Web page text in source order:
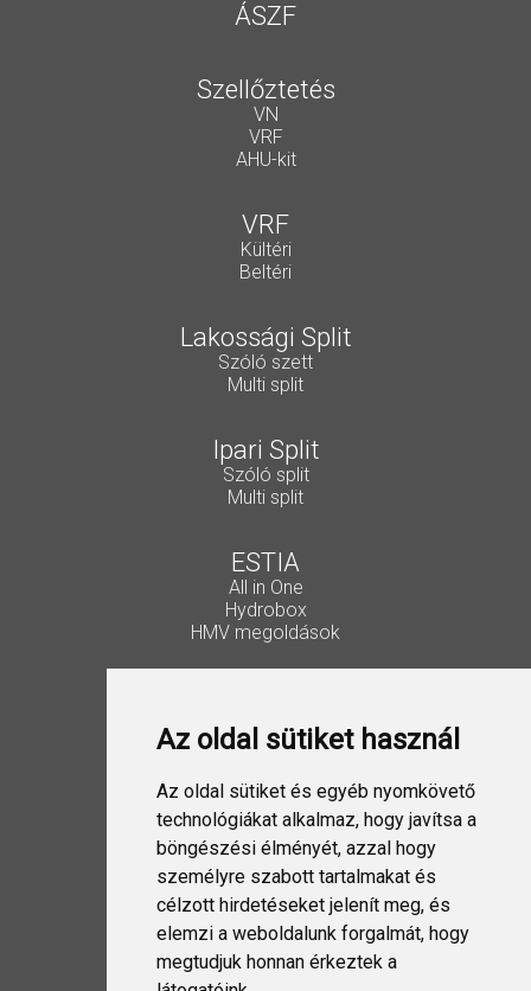
Az oldal sütiket használ
Az oldal sütiket és egyéb nyomkövető
technológiákat alkalmaz, hogy javítsa a
böngészési élményét, azzal hogy
személyre szabott tartalmakat és
célzott hirdetéseket jelenít meg, és
elemzi a weboldalunk forgalmát, hogy
megtudjuk honnan érkeztek a
ÁSZF
Szellőztetés
VN
VRF
AHU-kit
VRF
Kültéri
Beltéri
Lakossági Split
Szóló szett
Multi split
Ipari Split
Szóló split
Multi split
ESTIA
All in One
Hydrobox
HMV megoldások
Lakossági Split
Ipari Split
ESTIA
Szellőztetés
Folyadékhűtő
USX EDGE
Design Split